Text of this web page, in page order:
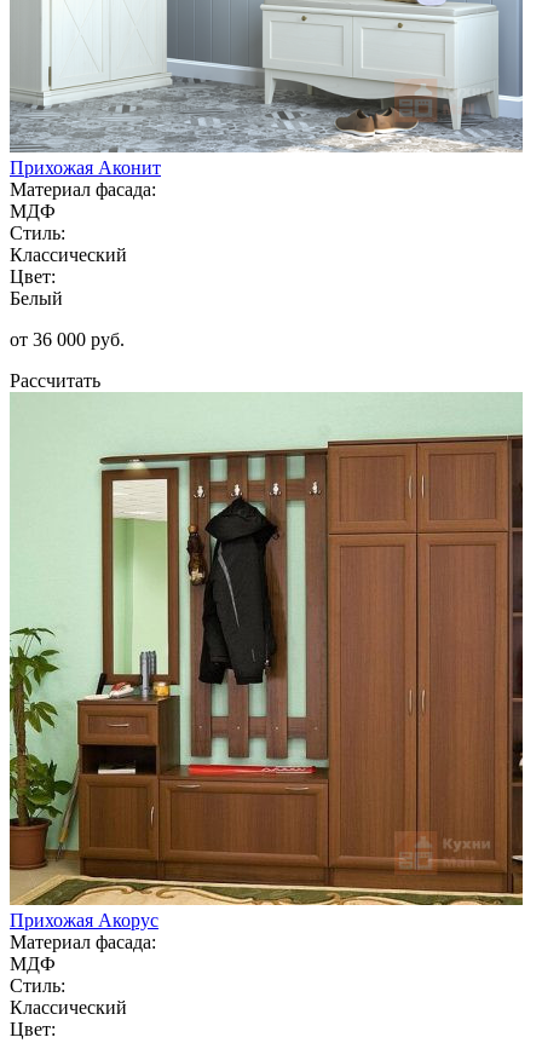
Прихожая Аконит
Материал фасада:
МДФ
Стиль:
Классический
Цвет:
Белый
от 36 000 руб.
Рассчитать
Прихожая Акорус
Материал фасада:
МДФ
Стиль:
Классический
Цвет: